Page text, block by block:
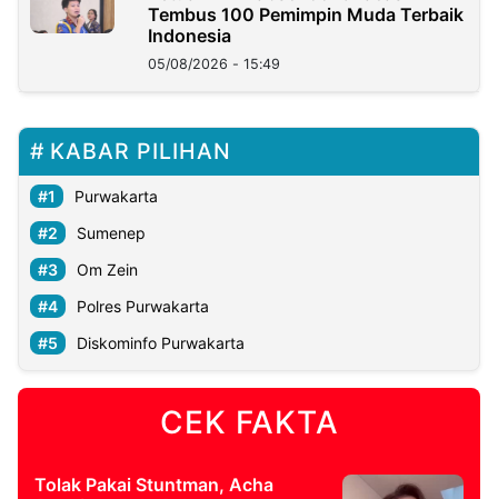
Tembus 100 Pemimpin Muda Terbaik
Indonesia
05/08/2026 - 15:49
KABAR PILIHAN
Purwakarta
Sumenep
Om Zein
Polres Purwakarta
Diskominfo Purwakarta
CEK FAKTA
Tolak Pakai Stuntman, Acha